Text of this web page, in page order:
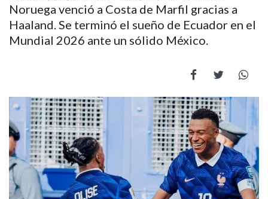
Noruega venció a Costa de Marfil gracias a
Haaland. Se terminó el sueño de Ecuador en el
Mundial 2026 ante un sólido México.